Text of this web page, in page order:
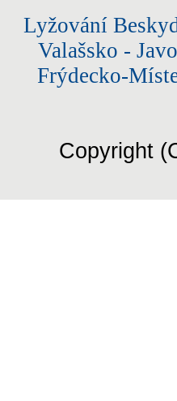
Lyžování
Valašsko -
Frýdecko-
Copyright